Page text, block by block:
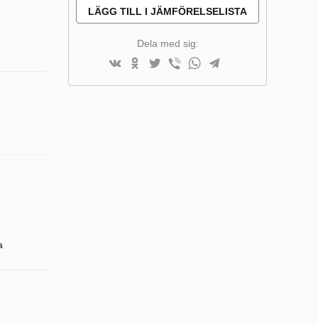
LÄGG TILL I JÄMFÖRELSELISTA
Dela med sig: